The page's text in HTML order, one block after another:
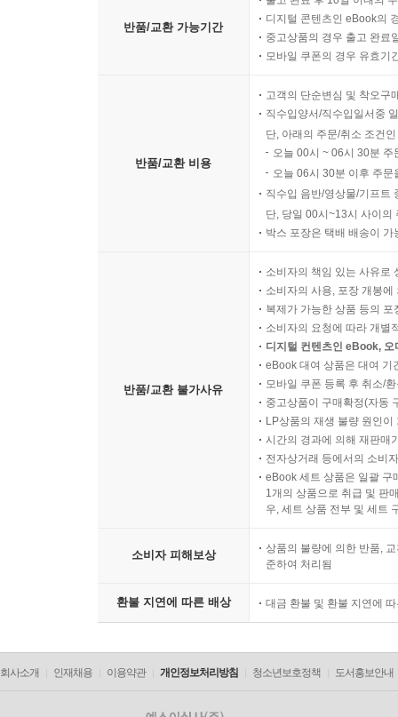
반품/교환 가능기간
디지털 콘텐츠인 eBook의
중고상품의 경우 출고 완료
모바일 쿠폰의 경우 유효기
반품/교환 비용
고객의 단순변심 및 착오구
직수입양서/직수입일서중
단, 아래의 주문/취소 조건
오늘 00시 ~ 06시 30분
오늘 06시 30분 이후 주
직수입 음반/영상물/기프트
단, 당일 00시~13시 사이의
박스 포장은 택배 배송이
반품/교환 불가사유
소비자의 책임 있는 사유로
소비자의 사용, 포장 개봉
복제가 가능한 상품 등의
소비자의 요청에 따라 개별
디지털 컨텐츠인 eBook,
eBook 대여 상품은 대여 기
모바일 쿠폰 등록 후 취소/
중고상품이 구매확정(자동
LP상품의 재생 불량 원인
시간의 경과에 의해 재판매
전자상거래 등에서의 소비
eBook 세트 상품은 일괄 구
1개의 상품으로 취급 및 판
우, 세트 상품 전부 및 세트
소비자 피해보상
상품의 불량에 의한 반품,
준하여 처리됨
환불 지연에 따른 배상 대금 환불 및 환불 지연에
회사소개 인재채용 이용약관 개인정보처리방침 청소년보호정책 도서홍보안내